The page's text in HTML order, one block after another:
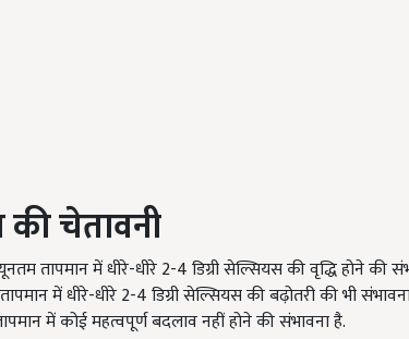
की चेतावनी
तापमान में धीरे-धीरे2-4 डिग्री सेल्सियस की वृद्धि होने की
में धीरे-धीरे2-4 डिग्री सेल्सियस की बढ़ोतरी की भी
में कोई महत्वपूर्ण बदलाव नहीं होने की संभावना है.